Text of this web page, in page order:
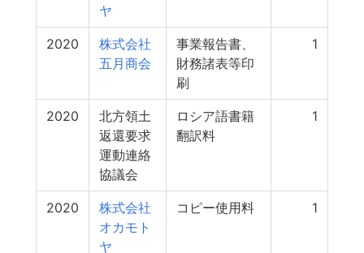
ヤ
2020
株式会社
五月商会
事業報告書、
財務諸表等印
刷
1
2020
北方領土
返還要求
運動連絡
協議会
ロシア語書籍
翻訳料
1
2020
株式会社
オカモト
ヤ
コピー使用料 1